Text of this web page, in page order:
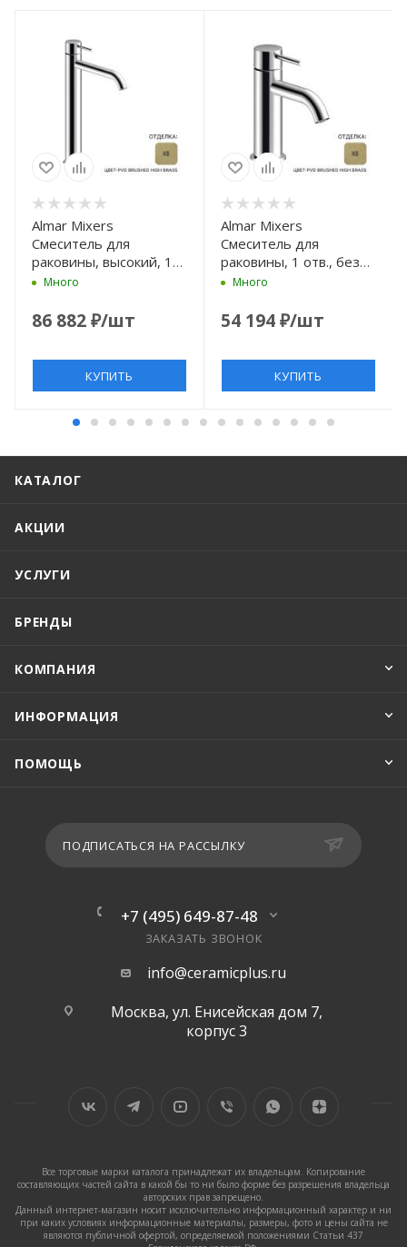
Almar Mixers
Смеситель для
раковины, высокий, 1
отв., без донного
Brass Brushed PVD
Много
86 882₽/шт
КУПИТЬ
Almar Mixers
Смеситель для
раковины, 1 отв., без
донного клапана, цвет:
PVD
Много
54 194₽/шт
КУПИТЬ
КАТАЛОГ
АКЦИИ
УСЛУГИ
БРЕНДЫ
КОМПАНИЯ
ИНФОРМАЦИЯ
ПОМОЩЬ
ПОДПИСАТЬСЯ НА РАССЫЛКУ
+7 (495) 649-87-48
ЗАКАЗАТЬ ЗВОНОК
info@ceramicplus.ru
Москва, ул. Енисейская дом 7,
корпус 3
Все торговые марки каталога принадлежат их владельцам. Копирование
составляющих частей сайта в какой бы то ни было форме без разрешения владельца
авторских прав запрещено.
Данный интернет-магазин носит исключительно информационный характер и ни
при каких условиях информационные материалы, размеры, фото и цены сайта не
являются публичной офертой, определяемой положениями Статьи 437